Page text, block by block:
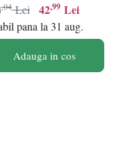
42,99 Lei
,04 Lei
pana la 31 aug.
Adauga in cos